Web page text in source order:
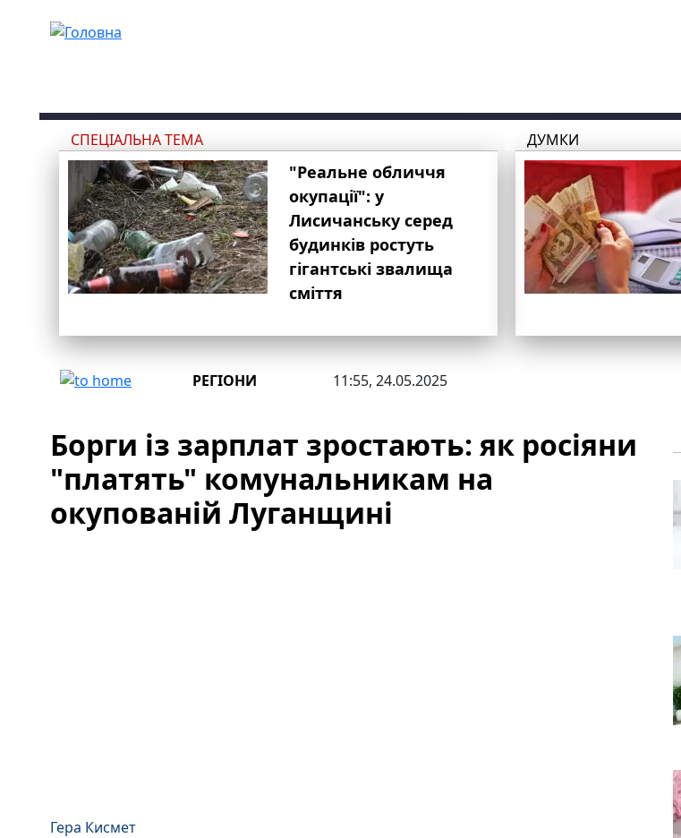
СПЕЦІАЛЬНА ТЕМА
"Реальне обличчя
окупації": у
Лисичанську серед
будинків ростуть
гігантські звалища
сміття
ДУМКИ
РЕГІОНИ 11:55, 24.05.2025
Борги із зарплат зростають: як росіяни
"платять" комунальникам на
окупованій Луганщині
Гера Кисмет